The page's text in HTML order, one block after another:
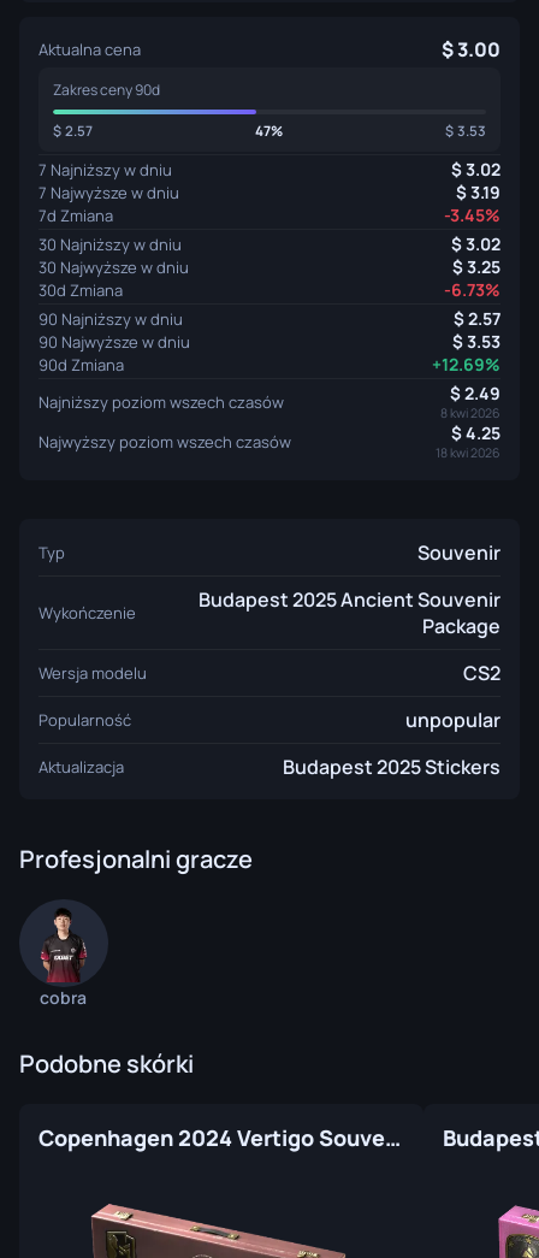
Aktualna cena 3.00
Zakres ceny 90d
2.57 47% 3.53
7 Najniższy w dniu 3.02
7 Najwyższe w dniu 3.19
7d Zmiana -3.45%
30 Najniższy w dniu 3.02
30 Najwyższe w dniu 3.25
30d Zmiana -6.73%
90 Najniższy w dniu 2.57
90 Najwyższe w dniu 3.53
90d Zmiana +12.69%
Najniższy poziom wszech czasów 2.49
8 kwi 2026
Najwyższy poziom wszech czasów 4.25
18 kwi 2026
Typ Souvenir
Wykończenie
Budapest 2025 Ancient Souvenir
Package
Wersja modelu CS2
Popularność unpopular
Aktualizacja Budapest 2025 Stickers
Profesjonalni gracze
cobra
Podobne skórki
Copenhagen 2024 Vertigo Souvenir Package